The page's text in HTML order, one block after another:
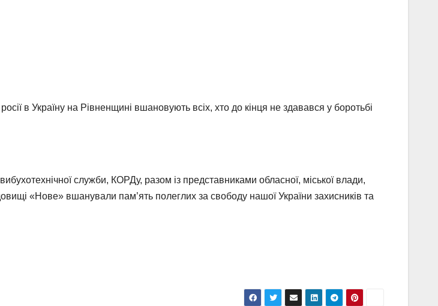
в Україну на Рівненщині вшановують всіх, хто до кінця не здавався у боротьбі
служби, КОРДу, разом із представниками обласної, міської влади,
«Нове» вшанували пам’ять полеглих за свободу нашої України захисників та